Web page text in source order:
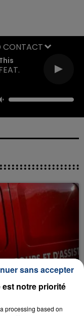
CONTACT
FEMME ET
après avoir
de trois mois
est notre priorité
processing based on
sans accepter